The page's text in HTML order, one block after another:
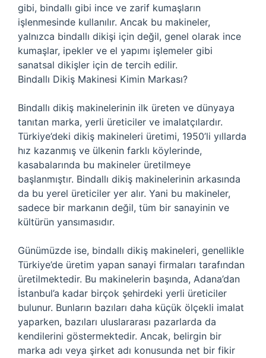
gibi, bindallı gibi ince ve zarif kumaşların
işlenmesinde kullanılır. Ancak bu makineler,
yalnızca bindallı dikişi için değil, genel olarak ince
kumaşlar, ipekler ve el yapımı işlemeler gibi
sanatsal dikişler için de tercih edilir.
Bindallı Dikiş Makinesi Kimin Markası?
Bindallı dikiş makinelerinin ilk üreten ve dünyaya
tanıtan marka, yerli üreticiler ve imalatçılardır.
Türkiye’deki dikiş makineleri üretimi, 1950’li yıllarda
hız kazanmış ve ülkenin farklı köylerinde,
kasabalarında bu makineler üretilmeye
başlanmıştır. Bindallı dikiş makinelerinin arkasında
da bu yerel üreticiler yer alır. Yani bu makineler,
sadece bir markanın değil, tüm bir sanayinin ve
kültürün yansımasıdır.
Günümüzde ise, bindallı dikiş makineleri, genellikle
Türkiye’de üretim yapan sanayi firmaları tarafından
üretilmektedir. Bu makinelerin başında, Adana’dan
İstanbul’a kadar birçok şehirdeki yerli üreticiler
bulunur. Bunların bazıları daha küçük ölçekli imalat
yaparken, bazıları uluslararası pazarlarda da
kendilerini göstermektedir. Ancak, belirgin bir
marka adı veya şirket adı konusunda net bir fikir